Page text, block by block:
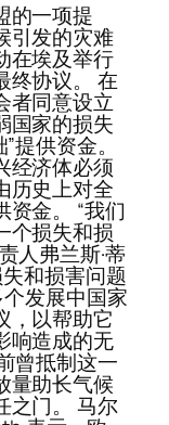
的一项提
引发的灾难
在埃及举行
终协议。 在
者同意设立
国家的损失
供资金。
经济体必须
历史上对全
金。 “我们
个损失和损
人弗兰斯·蒂
和损害问题
发展中国家
，以帮助它
响造成的无
曾抵制这一
量助长气候
之门。 马尔